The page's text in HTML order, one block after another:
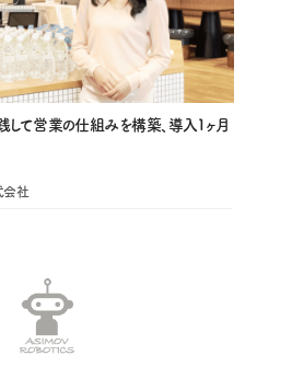
して営業の仕組みを構築、導入1ヶ月
会社